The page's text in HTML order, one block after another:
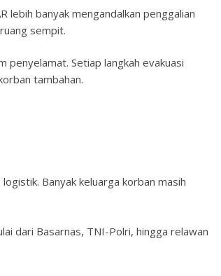
lebih banyak mengandalkan penggalian
sempit.
penyelamat. Setiap langkah evakuasi
tambahan.
Banyak keluarga korban masih
dari Basarnas, TNI-Polri, hingga relawan